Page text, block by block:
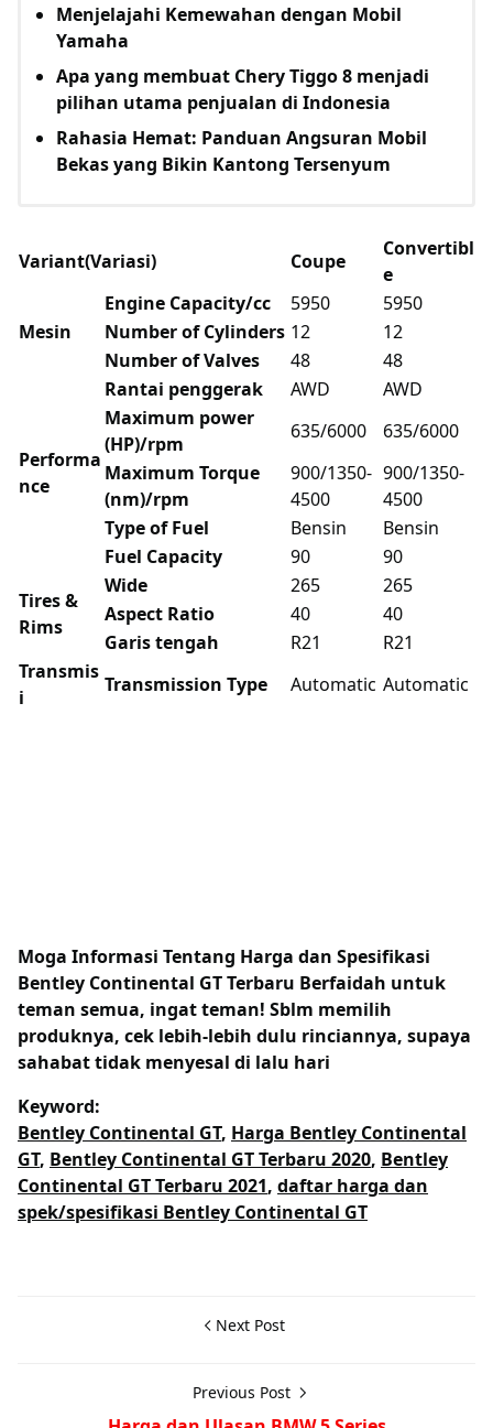
Menjelajahi Kemewahan dengan Mobil
Yamaha
Apa yang membuat Chery Tiggo 8 menjadi
pilihan utama penjualan di Indonesia
Rahasia Hemat: Panduan Angsuran Mobil
Bekas yang Bikin Kantong Tersenyum
Variant(Variasi) Coupe
Convertibl
e
Mesin
Engine Capacity/cc 5950
5950
Number of Cylinders 12
12
Number of Valves
48 48
Performa
nce
Rantai penggerak AWD
AWD
Maximum power
(HP)/rpm
635/6000
635/6000
Maximum Torque
(nm)/rpm
900/1350-
4500
900/1350-
4500
Type of Fuel
Bensin
Bensin
Fuel Capacity
90
90
Tires &
Rims
Wide 265
265
Aspect Ratio
40
40
Garis tengah
R21
R21
Transmis
i
Transmission Type Automatic Automatic
Moga Informasi Tentang Harga dan Spesifikasi
Bentley Continental GT Terbaru Berfaidah untuk
teman semua, ingat teman! Sblm memilih
produknya, cek lebih-lebih dulu rinciannya, supaya
sahabat tidak menyesal di lalu hari
Keyword:
Bentley Continental GT, Harga Bentley Continental
GT, Bentley Continental GT Terbaru 2020, Bentley
Continental GT Terbaru 2021, daftar harga dan
spek/spesifikasi Bentley Continental GT
Next Post
Previous Post